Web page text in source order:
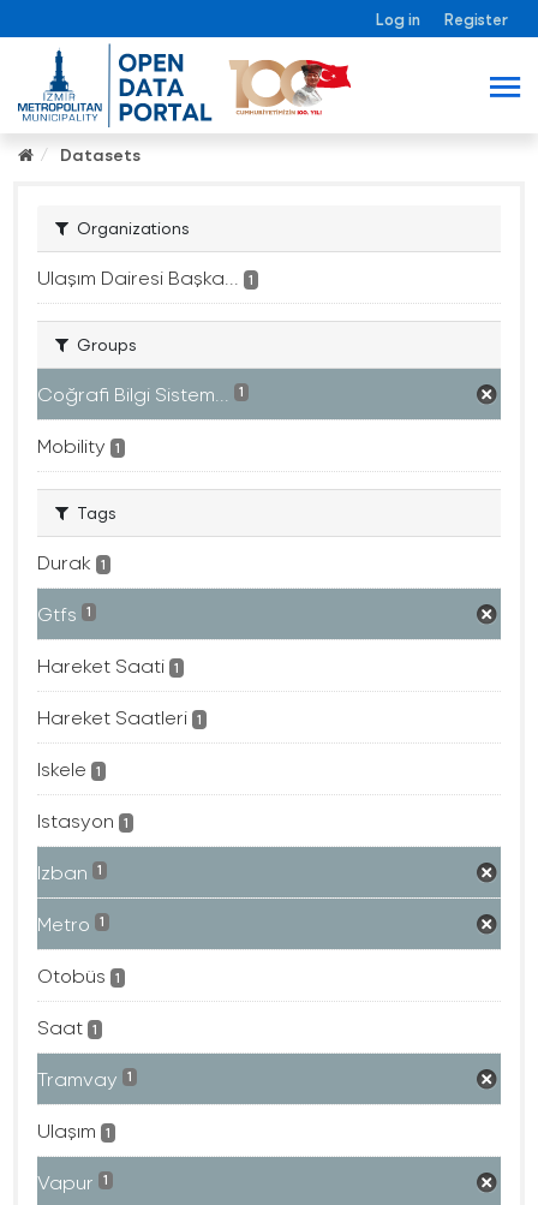
Log in Register
Datasets
Organizations
Ulaşım Dairesi Başka... 1
Groups
Coğrafi Bilgi Sistem... 1
Mobility 1
Tags
Durak 1
Gtfs 1
Hareket Saati 1
Hareket Saatleri 1
Iskele 1
Istasyon 1
Izban 1
Metro 1
Otobüs 1
Saat 1
Tramvay 1
Ulaşım 1
Vapur 1